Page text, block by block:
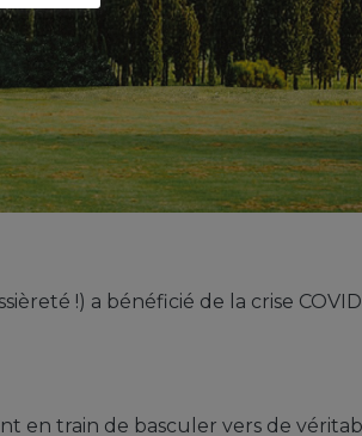
!) a bénéficié de la crise
en train de basculer vers de